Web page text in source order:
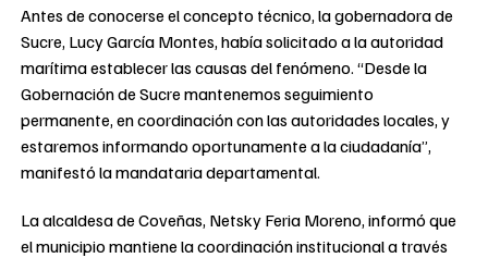
Antes de conocerse el concepto técnico, la gobernadora de
Sucre, Lucy García Montes, había solicitado a la autoridad
marítima establecer las causas del fenómeno. “Desde la
Gobernación de Sucre mantenemos seguimiento
permanente, en coordinación con las autoridades locales, y
estaremos informando oportunamente a la ciudadanía”,
manifestó la mandataria departamental.
La alcaldesa de Coveñas, Netsky Feria Moreno, informó que
el municipio mantiene la coordinación institucional a través